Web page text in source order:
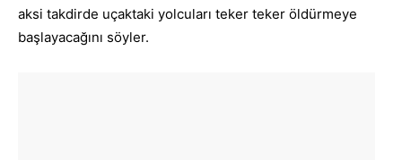
aksi takdirde uçaktaki yolcuları teker teker öldürmeye
başlayacağını söyler.